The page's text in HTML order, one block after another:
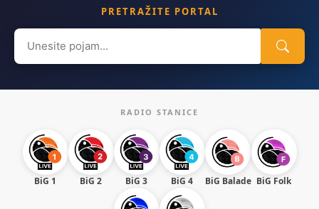
PRETRAŽITE PORTAL
Search
for:
RADIO STANICE
BiG 1 BiG 2 BiG 3 BiG 4 BiG Balade BiG Folk